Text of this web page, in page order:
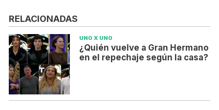
RELACIONADAS
UNO X UNO
¿Quién vuelve a Gran Hermano
en el repechaje según la casa?